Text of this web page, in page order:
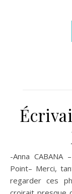
-Anna CABANA – Écrivain, éditorialiste et journaliste au
Point– Merci,
regarder ces